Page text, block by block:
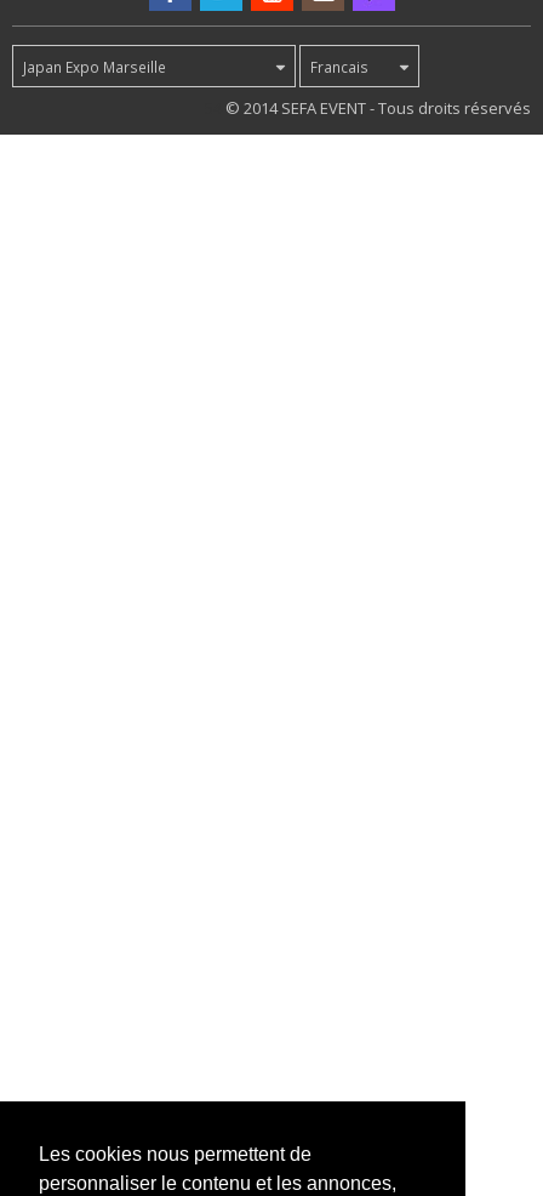
Les cookies nous permettent de
personnaliser le contenu et les annonces,
Japan Expo Marseille Francais
© 2014 SEFA EVENT - Tous droits réservés